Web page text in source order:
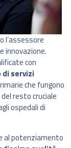
l’assessore
innovazione.
con
servizi
che fungono
del resto cruciale
ospedali di
al potenziamento